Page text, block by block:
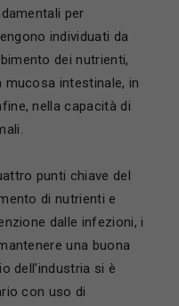
per
individuati da
dei nutrienti,
intestinale, in
nella capacità di
punti chiave del
di nutrienti e
dalle infezioni, i
una buona
dell’industria si è
con uso di